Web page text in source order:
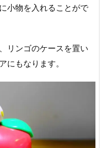
小物を入れることがで
リンゴのケースを置い
にもなります。